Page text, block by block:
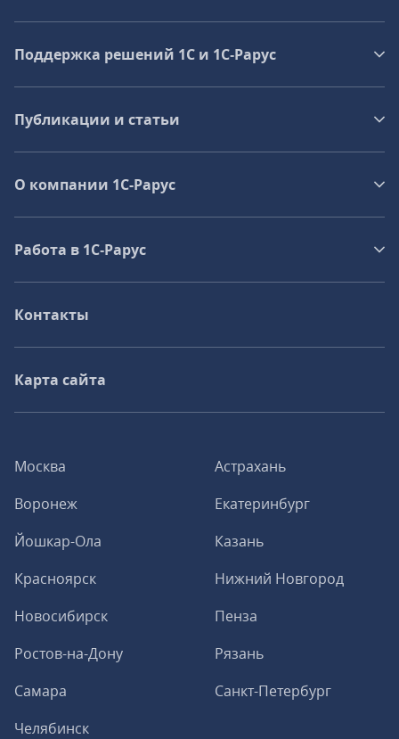
Москва
Астрахань
Воронеж
Екатеринбург
Йошкар-Ола
Казань
Красноярск
Нижний Новгород
Новосибирск
Пенза
Ростов-на-Дону
Рязань
Самара
Санкт-Петербург
Челябинск
Поддержка решений 1С и 1С‑Рарус
Публикации и статьи
О компании 1C-Рарус
Работа в 1С‑Рарус
Контакты
Карта сайта